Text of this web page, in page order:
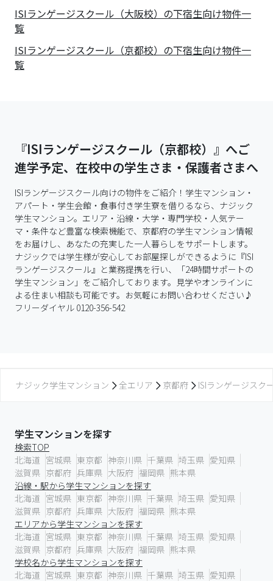
ISIランゲージスクール（大阪校）の下宿生向け物件一
覧
ISIランゲージスクール（京都校）の下宿生向け物件一
覧
『ISIランゲージスクール（京都校）』へご
進学予定、在校中の学生さま・保護者さまへ
ISIランゲージスクール向けの物件をご紹介！学生マンション・
アパート・学生会館・食事付き学生寮を借りるなら、ナジック
学生マンション。エリア・沿線・大学・専門学校・人気テー
マ・条件など豊富な検索機能で、京都府の学生マンション情報
をお届けし、あなたの充実した一人暮らしをサポートします。
ナジックでは学生様が安心してお部屋探しができるように『ISI
ランゲージスクール』と業務提携を行い、「24時間サポートの
学生マンション」をご紹介しております。見学やオンラインに
よる住まい相談も可能です。お気軽にお問い合わせください♪
フリーダイヤル 0120-356-542
ナジック学生マンション 全エリア 京都府 ISIランゲージスク
学生マンションを探す
検索TOP
北海道 宮城県 東京都 神奈川県 千葉県 埼玉県 愛知県
滋賀県 京都府 兵庫県 大阪府 福岡県 熊本県
沿線・駅から学生マンションを探す
北海道 宮城県 東京都 神奈川県 千葉県 埼玉県 愛知県
滋賀県 京都府 兵庫県 大阪府 福岡県 熊本県
エリアから学生マンションを探す
北海道 宮城県 東京都 神奈川県 千葉県 埼玉県 愛知県
滋賀県 京都府 兵庫県 大阪府 福岡県 熊本県
学校名から学生マンションを探す
北海道 宮城県 東京都 神奈川県 千葉県 埼玉県 愛知県